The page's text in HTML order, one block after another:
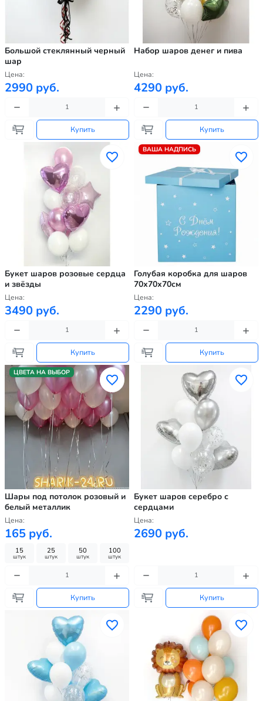
Большой стеклянный черный
шар
Цена:
2990 руб.
Купить
Набор шаров денег и пива
Цена:
4290 руб.
Купить
Букет шаров розовые сердца
и звёзды
Цена:
3490 руб.
Купить
ВАША НАДПИСЬ
Голубая коробка для шаров
70х70х70см
Цена:
2290 руб.
Купить
ЦВЕТА НА ВЫБОР
Шары под потолок розовый и
белый металлик
Цена:
165 руб.
15
штук
25
штук
50
штук
100
штук
Купить
Букет шаров серебро с
сердцами
Цена:
2690 руб.
Купить